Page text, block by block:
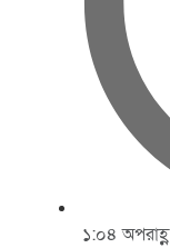
১:০৪ অপরাহ্ণ